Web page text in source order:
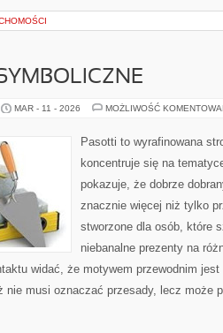
MAR - 11 - 2026 MOŻLIWOŚĆ
Pasotti to wyrafinowana
koncentruje się na
pokazuje, że dobrze
znacznie więcej niż tylko
stworzone dla osób, które
niebanalne prezenty na
widać, że motywem przewodnim
nie musi oznaczać przesady, lecz może